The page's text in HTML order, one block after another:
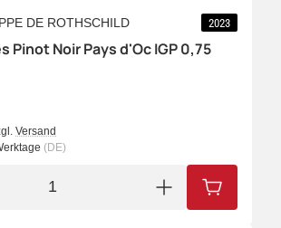
DE ROTHSCHILD 2023
Pinot Noir Pays d'Oc IGP 0,75
Versand
(DE)
IN DEN